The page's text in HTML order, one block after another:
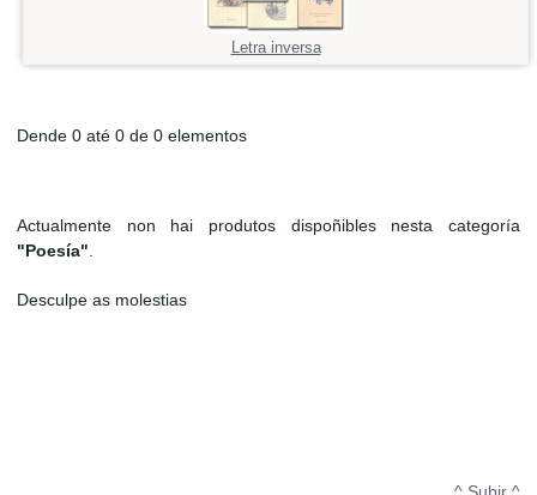
Letra inversa
Dende 0 até 0 de 0 elementos
Actualmente non hai produtos dispoñibles nesta categoría
"Poesía"
Desculpe as molestias
^ Subir ^